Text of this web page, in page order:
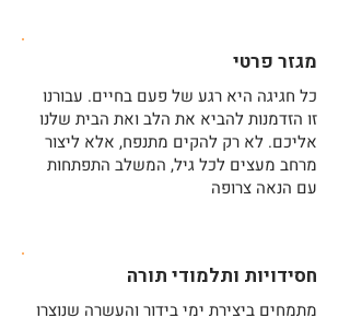
מגזר פרטי
כל חגיגה היא רגע של פעם בחיים. עבורנו
זו הזדמנות להביא את הלב ואת הבית שלנו
אליכם. לא רק להקים מתנפח, אלא ליצור
מרחב מעצים לכל גיל, המשלב התפתחות
עם הנאה צרופה
חסידויות ותלמודי תורה
מתמחים ביצירת ימי בידור והעשרה שנוצרו